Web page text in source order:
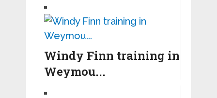
Windy Finn training in
Weymou...